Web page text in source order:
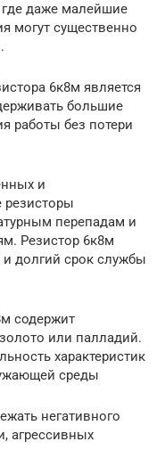
где даже малейшие
могут существенно
6к8м является
большие
работы без потери
и
резисторы
перепадам и
Резистор 6к8м
и долгий срок службы
содержит
или палладий.
характеристик
среды
негативного
агрессивных